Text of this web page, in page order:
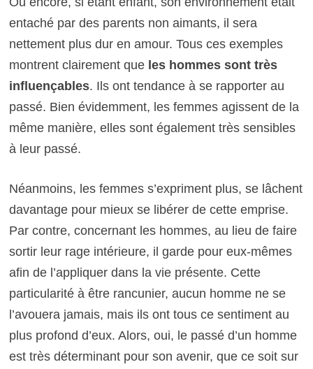
entaché par des parents non aimants, il sera
nettement plus dur en amour. Tous ces exemples
montrent clairement que les hommes sont très
influençables. Ils ont tendance à se rapporter au
passé. Bien évidemment, les femmes agissent de la
même manière, elles sont également très sensibles
à leur passé.
Néanmoins, les femmes s’expriment plus, se lâchent
davantage pour mieux se libérer de cette emprise.
Par contre, concernant les hommes, au lieu de faire
sortir leur rage intérieure, il garde pour eux-mêmes
afin de l’appliquer dans la vie présente. Cette
particularité à être rancunier, aucun homme ne se
l’avouera jamais, mais ils ont tous ce sentiment au
plus profond d’eux. Alors, oui, le passé d’un homme
est très déterminant pour son avenir, que ce soit sur